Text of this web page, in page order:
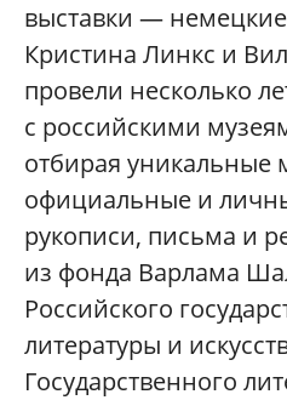
выставки —
Кристина Линкс и
провели несколько
с российскими
отбирая уникальные
официальные и
рукописи, письма и
из фонда Варлама
Российского
литературы и
Государственного